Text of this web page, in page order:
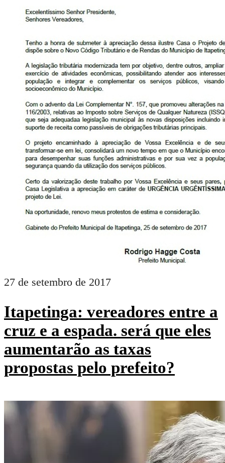
27 de setembro de 2017
Itapetinga: vereadores entre a
cruz e a espada. será que eles
aumentarão as taxas
propostas pelo prefeito?